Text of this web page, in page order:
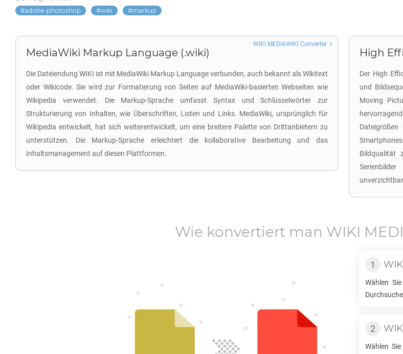
adobe-photoshop wiki markup
MediaWiki Markup Language (.wiki)
Die Dateiendung WIKI ist mit MediaWiki Markup Language verbunden, auch bekannt als Wikitext
oder Wikicode. Sie wird zur Formatierung von Seiten auf MediaWiki-basierten Webseiten wie
Wikipedia verwendet. Die Markup-Sprache umfasst Syntax und Schlüsselwörter zur
Strukturierung von Inhalten, wie Überschriften, Listen und Links. MediaWiki, ursprünglich für
Wikipedia entwickelt, hat sich weiterentwickelt, um eine breitere Palette von Drittanbietern zu
unterstützen. Die Markup-Sprache erleichtert die kollaborative Bearbeitung und das
Inhaltsmanagement auf diesen Plattformen.
WIKI MEDIAWIKI Converter
High
Der High
und
Moving
Bildqualität
Wie konvertiert man WIKI
Wählen
Wählen